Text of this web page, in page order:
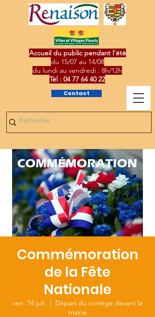
Contact
Accueil du public pendant l'été
du 15/07 au 14/08
du lundi au vendredi : 8h/12h
Tél : 04 77 64 40 22
Commémoration
de la Fête
Nationale
ven. 14 juil.
  |
Départ du cortège devant la
mairie